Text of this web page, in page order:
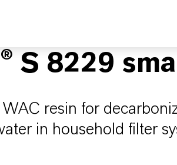
S 8229
resin for
in household filter